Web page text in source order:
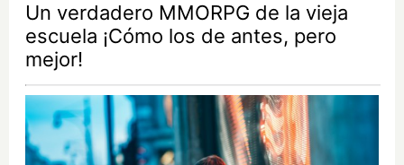
Un verdadero MMORPG de la vieja
escuela ¡Cómo los de antes, pero
mejor!